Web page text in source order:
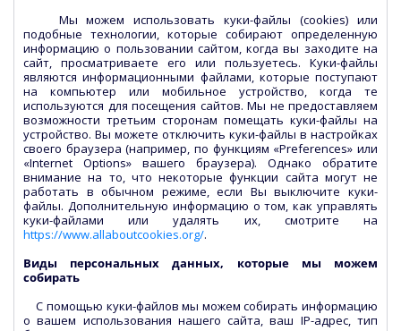
Мы можем использовать куки-файлы (cookies) или
подобные технологии, которые собирают определенную
информацию о пользовании сайтом, когда вы заходите на
сайт, просматриваете его или пользуетесь. Куки-файлы
являются информационными файлами, которые поступают
на компьютер или мобильное устройство, когда те
используются для посещения сайтов. Мы не предоставляем
возможности третьим сторонам помещать куки-файлы на
устройство. Вы можете отключить куки-файлы в настройках
своего браузера (например, по функциям «Preferences» или
«Internet Options» вашего браузера). Однако обратите
внимание на то, что некоторые функции сайта могут не
работать в обычном режиме, если Вы выключите куки-
файлы. Дополнительную информацию о том, как управлять
куки-файлами или удалять их, смотрите на
https://www.allaboutcookies.org/.
Виды персональных данных, которые мы можем
собирать
С помощью куки-файлов мы можем собирать информацию
о вашем использования нашего сайта, ваш IP-адрес, тип